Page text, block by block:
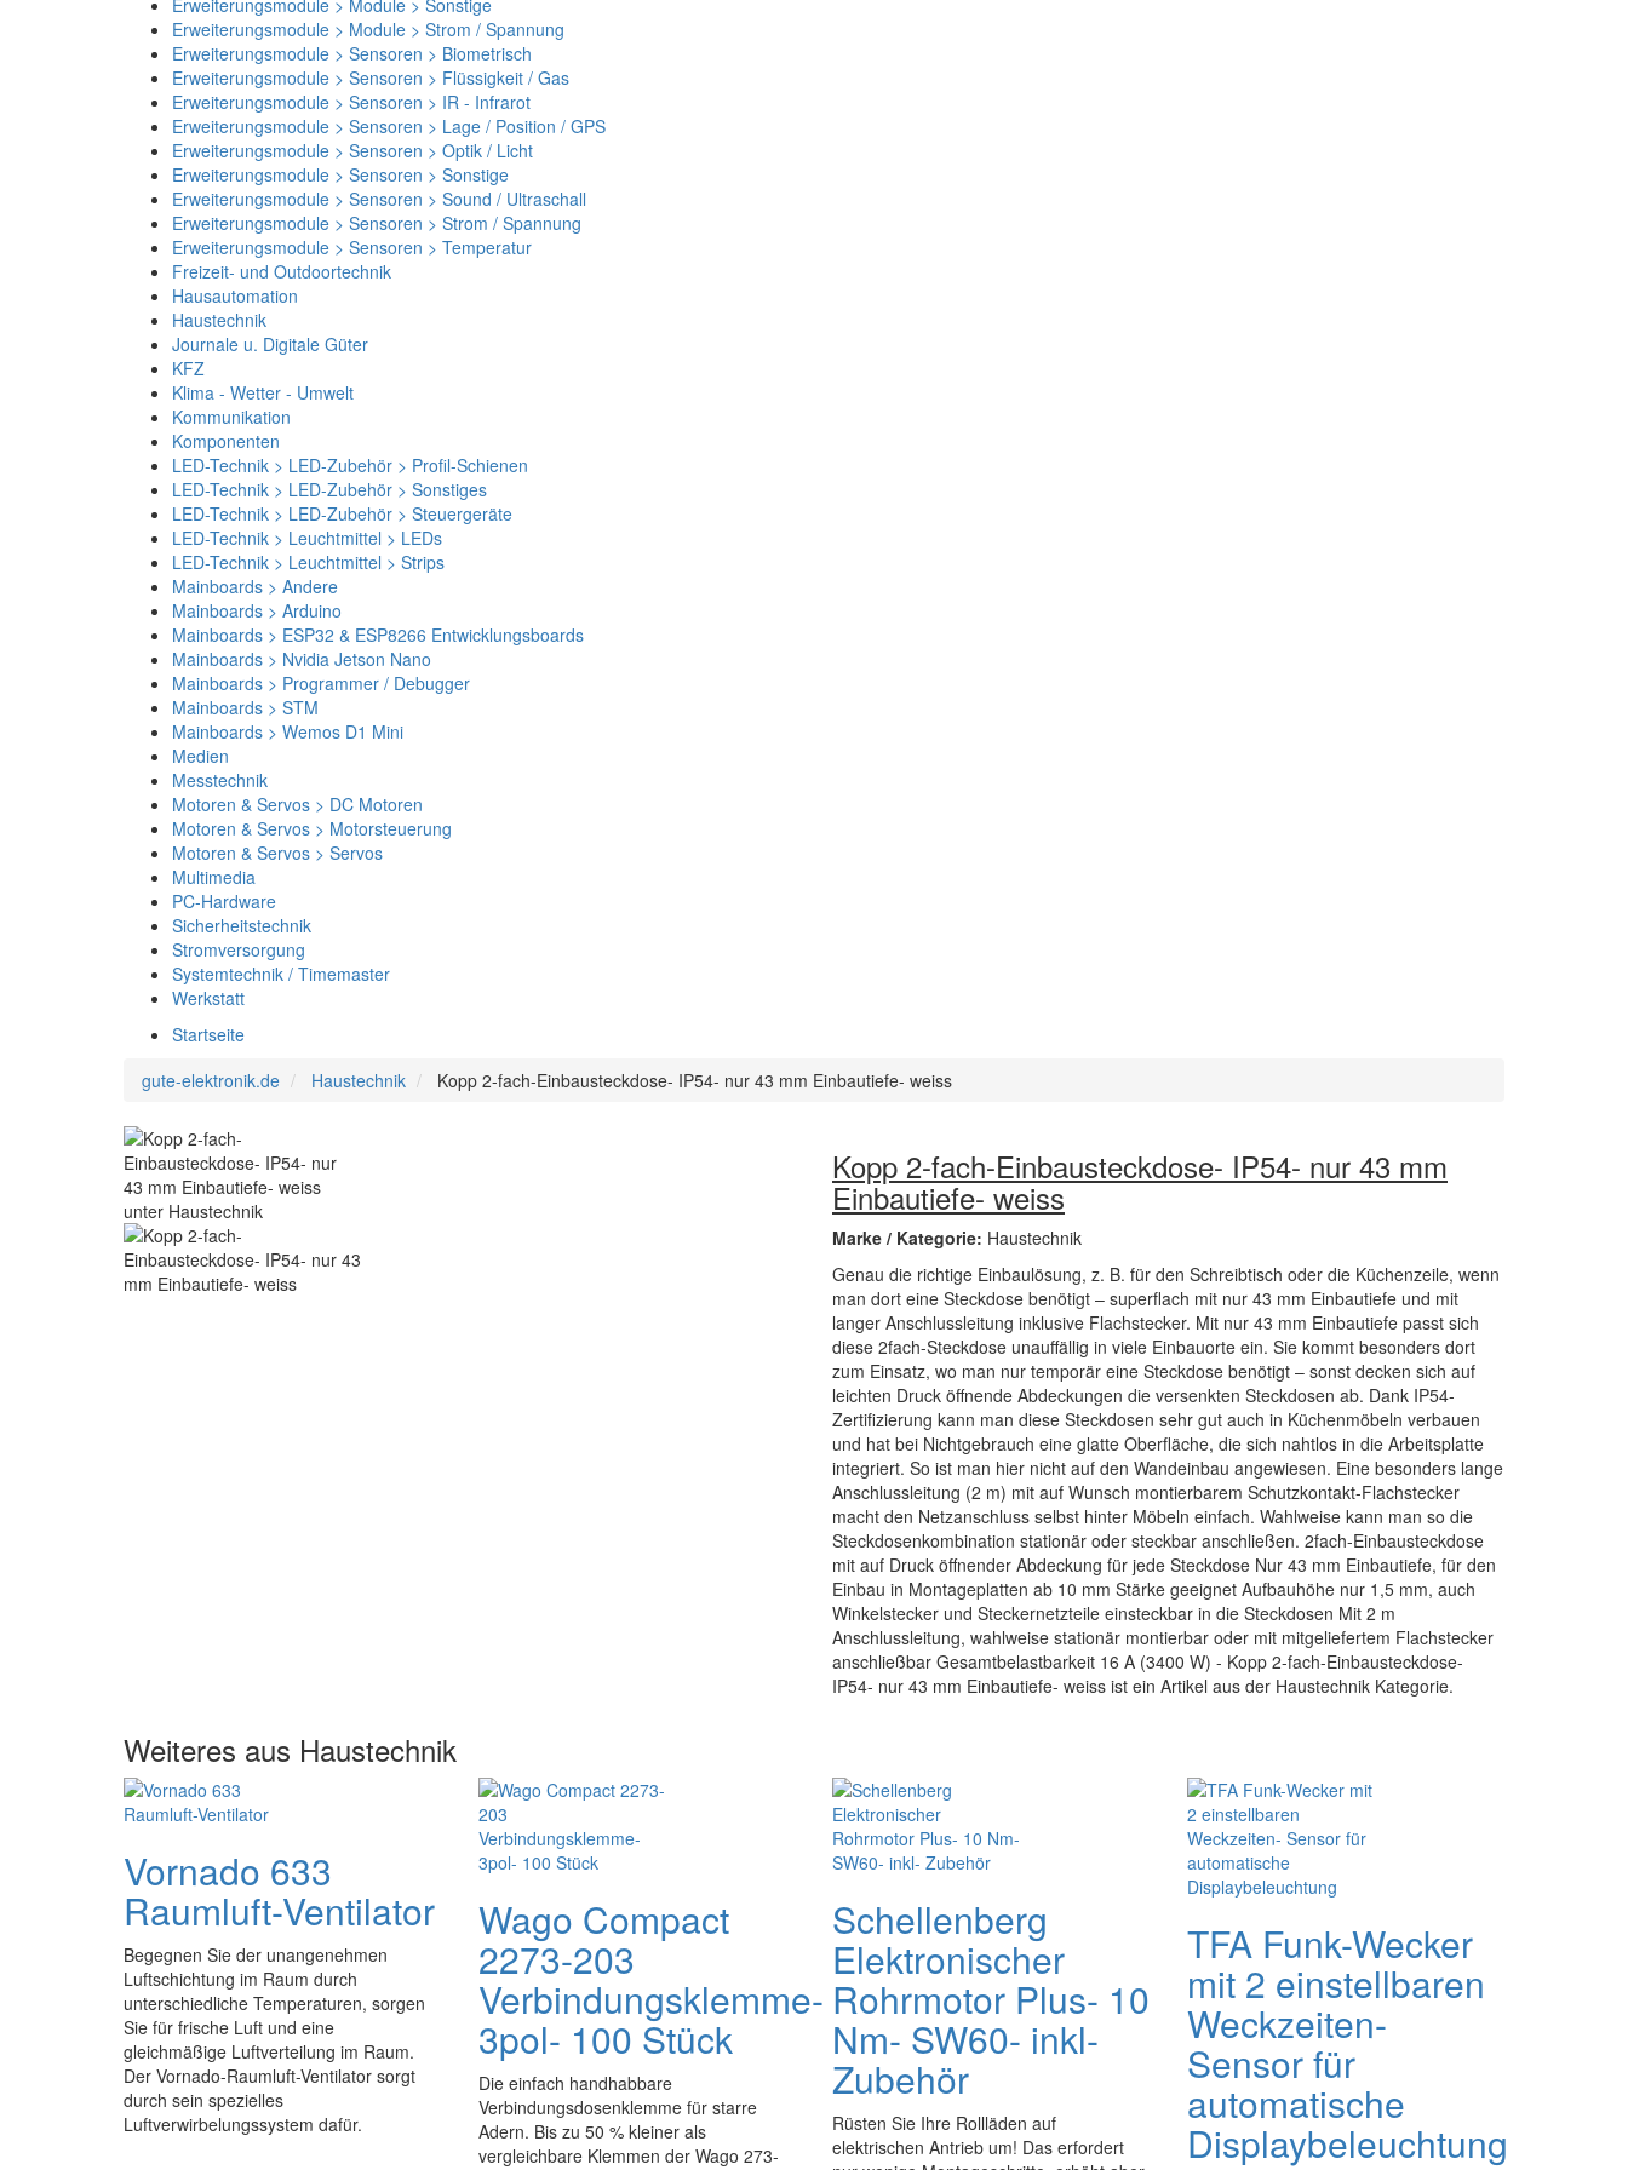
Erweiterungsmodule > Module > Sonstige
Erweiterungsmodule > Module > Strom / Spannung
Erweiterungsmodule > Sensoren > Biometrisch
Erweiterungsmodule > Sensoren > Flüssigkeit / Gas
Erweiterungsmodule > Sensoren > IR - Infrarot
Erweiterungsmodule > Sensoren > Lage / Position / GPS
Erweiterungsmodule > Sensoren > Optik / Licht
Erweiterungsmodule > Sensoren > Sonstige
Erweiterungsmodule > Sensoren > Sound / Ultraschall
Erweiterungsmodule > Sensoren > Strom / Spannung
Erweiterungsmodule > Sensoren > Temperatur
Freizeit- und Outdoortechnik
Hausautomation
Haustechnik
Journale u. Digitale Güter
KFZ
Klima - Wetter - Umwelt
Kommunikation
Komponenten
LED-Technik > LED-Zubehör > Profil-Schienen
LED-Technik > LED-Zubehör > Sonstiges
LED-Technik > LED-Zubehör > Steuergeräte
LED-Technik > Leuchtmittel > LEDs
LED-Technik > Leuchtmittel > Strips
Mainboards > Andere
Mainboards > Arduino
Mainboards > ESP32 & ESP8266 Entwicklungsboards
Mainboards > Nvidia Jetson Nano
Mainboards > Programmer / Debugger
Mainboards > STM
Mainboards > Wemos D1 Mini
Medien
Messtechnik
Motoren & Servos > DC Motoren
Motoren & Servos > Motorsteuerung
Motoren & Servos > Servos
Multimedia
PC-Hardware
Sicherheitstechnik
Stromversorgung
Systemtechnik / Timemaster
Werkstatt
Startseite
gute-elektronik.de
Haustechnik Kopp 2-fach-Einbausteckdose- IP54- nur 43 mm Einbautiefe- weiss
Kopp 2-fach-Einbausteckdose- IP54- nur 43 mm
Einbautiefe- weiss
Marke / Kategorie: Haustechnik
Genau die richtige Einbaulösung, z. B. für den Schreibtisch oder die Küchenzeile, wenn
man dort eine Steckdose benötigt – superflach mit nur 43 mm Einbautiefe und mit
langer Anschlussleitung inklusive Flachstecker. Mit nur 43 mm Einbautiefe passt sich
diese 2fach-Steckdose unauffällig in viele Einbauorte ein. Sie kommt besonders dort
zum Einsatz, wo man nur temporär eine Steckdose benötigt – sonst decken sich auf
leichten Druck öffnende Abdeckungen die versenkten Steckdosen ab. Dank IP54-
Zertifizierung kann man diese Steckdosen sehr gut auch in Küchenmöbeln verbauen
und hat bei Nichtgebrauch eine glatte Oberfläche, die sich nahtlos in die Arbeitsplatte
integriert. So ist man hier nicht auf den Wandeinbau angewiesen. Eine besonders lange
Anschlussleitung (2 m) mit auf Wunsch montierbarem Schutzkontakt-Flachstecker
macht den Netzanschluss selbst hinter Möbeln einfach. Wahlweise kann man so die
Steckdosenkombination stationär oder steckbar anschließen. 2fach-Einbausteckdose
mit auf Druck öffnender Abdeckung für jede Steckdose Nur 43 mm Einbautiefe, für den
Einbau in Montageplatten ab 10 mm Stärke geeignet Aufbauhöhe nur 1,5 mm, auch
Winkelstecker und Steckernetzteile einsteckbar in die Steckdosen Mit 2 m
Anschlussleitung, wahlweise stationär montierbar oder mit mitgeliefertem Flachstecker
anschließbar Gesamtbelastbarkeit 16 A (3400 W) - Kopp 2-fach-Einbausteckdose-
IP54- nur 43 mm Einbautiefe- weiss ist ein Artikel aus der Haustechnik Kategorie.
Weiteres aus Haustechnik
Vornado 633
Raumluft-Ventilator
Begegnen Sie der unangenehmen
Luftschichtung im Raum durch
unterschiedliche Temperaturen, sorgen
Sie für frische Luft und eine
gleichmäßige Luftverteilung im Raum.
Der Vornado-Raumluft-Ventilator sorgt
durch sein spezielles
Luftverwirbelungssystem dafür.
Wago Compact
2273-203
Verbindungsklemme-
3pol- 100 Stück
Die einfach handhabbare
Verbindungsdosenklemme für starre
Adern. Bis zu 50 % kleiner als
vergleichbare Klemmen der Wago 273-
Schellenberg
Elektronischer
Rohrmotor Plus- 10
Nm- SW60- inkl-
Zubehör
Rüsten Sie Ihre Rollläden auf
elektrischen Antrieb um! Das erfordert
TFA Funk-Wecker
mit 2 einstellbaren
Weckzeiten-
Sensor für
automatische
Displaybeleuchtung